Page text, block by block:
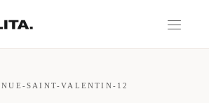
SAINT-VALENTIN-12